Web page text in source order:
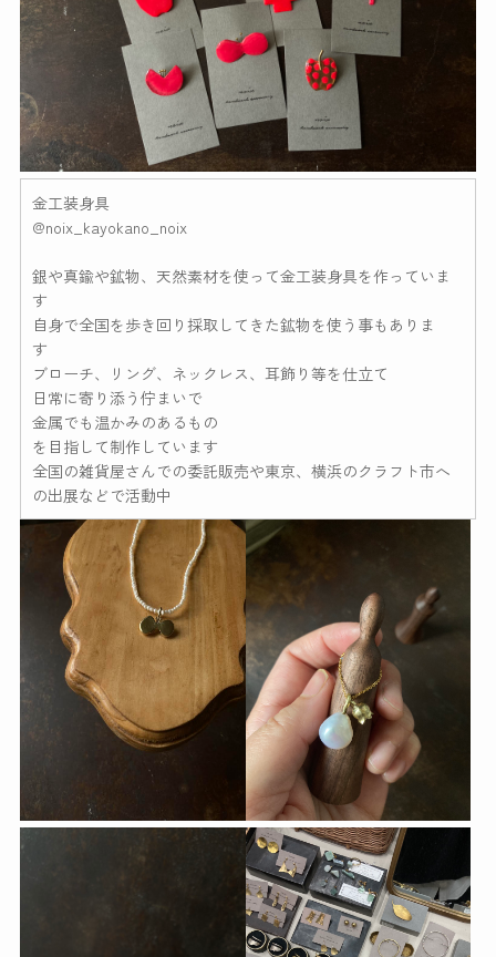
金工装身具
@noix_kayokano_noix
銀や真鍮や鉱物、天然素材を使って金工装身具を作っていま
す
自身で全国を歩き回り採取してきた鉱物を使う事もありま
す
ブローチ、リング、ネックレス、耳飾り等を仕立て
日常に寄り添う佇まいで
金属でも温かみのあるもの
を目指して制作しています
全国の雑貨屋さんでの委託販売や東京、横浜のクラフト市へ
の出展などで活動中